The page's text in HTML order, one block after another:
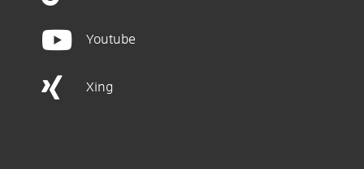
Youtube
Xing